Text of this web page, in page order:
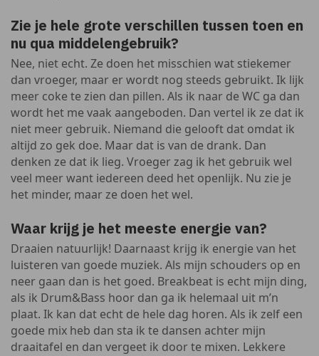
Zie je hele grote verschillen tussen toen en
nu qua middelengebruik?
Nee, niet echt. Ze doen het misschien wat stiekemer
dan vroeger, maar er wordt nog steeds gebruikt. Ik lijk
meer coke te zien dan pillen. Als ik naar de WC ga dan
wordt het me vaak aangeboden. Dan vertel ik ze dat ik
niet meer gebruik. Niemand die gelooft dat omdat ik
altijd zo gek doe. Maar dat is van de drank. Dan
denken ze dat ik lieg. Vroeger zag ik het gebruik wel
veel meer want iedereen deed het openlijk. Nu zie je
het minder, maar ze doen het wel.
Waar krijg je het meeste energie van?
Draaien natuurlijk! Daarnaast krijg ik energie van het
luisteren van goede muziek. Als mijn schouders op en
neer gaan dan is het goed. Breakbeat is echt mijn ding,
als ik Drum&Bass hoor dan ga ik helemaal uit m’n
plaat. Ik kan dat echt de hele dag horen. Als ik zelf een
goede mix heb dan sta ik te dansen achter mijn
draaitafel en dan vergeet ik door te mixen. Lekkere